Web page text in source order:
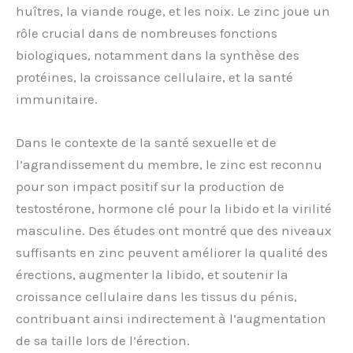
huîtres, la viande rouge, et les noix. Le zinc joue un
rôle crucial dans de nombreuses fonctions
biologiques, notamment dans la synthèse des
protéines, la croissance cellulaire, et la santé
immunitaire.
Dans le contexte de la santé sexuelle et de
l’agrandissement du membre, le zinc est reconnu
pour son impact positif sur la production de
testostérone, hormone clé pour la libido et la virilité
masculine. Des études ont montré que des niveaux
suffisants en zinc peuvent améliorer la qualité des
érections, augmenter la libido, et soutenir la
croissance cellulaire dans les tissus du pénis,
contribuant ainsi indirectement à l’augmentation
de sa taille lors de l’érection.